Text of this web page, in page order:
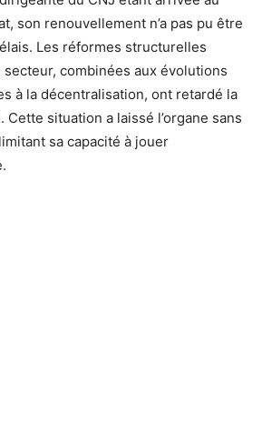
son renouvellement n’a pas pu être
Les réformes structurelles
combinées aux évolutions
à la décentralisation, ont retardé la
situation a laissé l’organe sans
sa capacité à jouer